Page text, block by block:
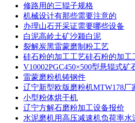
修路用的三辊子规格
机械设计有那些需要注意的
办理山石开采证需要哪些设备
白泥高岭土矿沙颍白泥
裂解炭黑雷蒙磨制粉工艺
硅石粉的加工工艺硅石粉的加
V10002PGC450×500型悬辊式矿
雷蒙磨粉机铸钢件
辽宁新型欧版磨粉机MTW178厂
小型粉体烘干机
辽宁方解石磨粉加工设备报价
水泥磨机用高压减速机负荷率水